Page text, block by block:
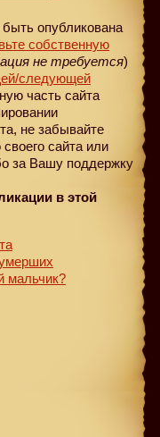
опубликована
собственную
не требуется)
/следующей
часть сайта
не забывайте
сайта или
за Вашу поддержку
в этой
мальчик?